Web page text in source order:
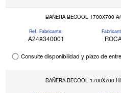
BAÑERA BECOOL 1700X700
Ref. Fabricante:
A248340001
Consulte disponibilidad y plazo de
BAÑERA BECOOL 1700X700